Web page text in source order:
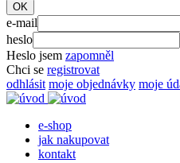
e-mail
heslo
Heslo jsem zapomněl
Chci se registrovat
odhlásit moje objednávky moje
e-shop
jak nakupovat
kontakt